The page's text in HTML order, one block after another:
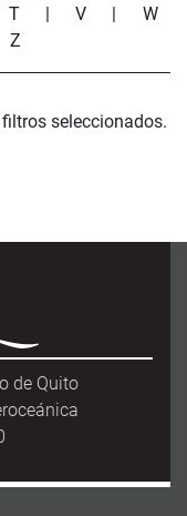
T |V | W
Z
seleccionados.
de Quito